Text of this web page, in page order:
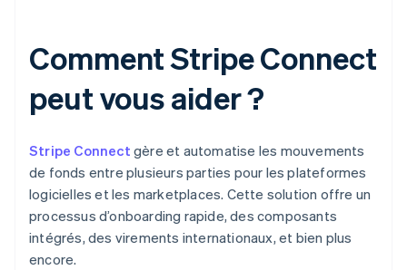
Comment Stripe Connect
peut vous aider ?
Stripe Connect gère et automatise les mouvements
de fonds entre plusieurs parties pour les plateformes
logicielles et les marketplaces. Cette solution offre un
processus d’onboarding rapide, des composants
intégrés, des virements internationaux, et bien plus
encore.